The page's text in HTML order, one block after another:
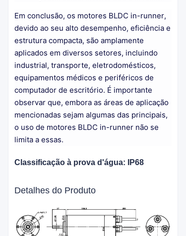
Em conclusão, os motores BLDC in-runner,
devido ao seu alto desempenho, eficiência e
estrutura compacta, são amplamente
aplicados em diversos setores, incluindo
industrial, transporte, eletrodomésticos,
equipamentos médicos e periféricos de
computador de escritório. É importante
observar que, embora as áreas de aplicação
mencionadas sejam algumas das principais,
o uso de motores BLDC in-runner não se
limita a essas.
Classificação à prova d'água: IP68
Detalhes do Produto